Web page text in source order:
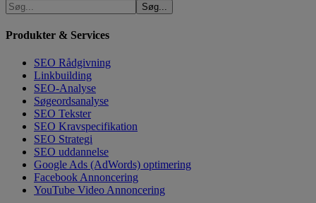
Produkter & Services
SEO Rådgivning
Linkbuilding
SEO-Analyse
Søgeordsanalyse
SEO Tekster
SEO Kravspecifikation
SEO Strategi
SEO uddannelse
Google Ads (AdWords) optimering
Facebook Annoncering
YouTube Video Annoncering